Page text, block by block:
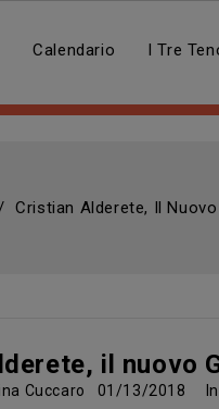
Calendario I Tre
Cristian Alderete, Il
il nuovo
Cuccaro 01/13/2018